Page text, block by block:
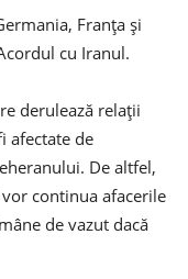
Franța și
cu Iranul.
derulează relații
afectate de
De altfel,
continua afacerile
de vazut dacă